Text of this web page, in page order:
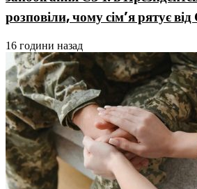
розповіли, чому сім’я рятує
16 години назад